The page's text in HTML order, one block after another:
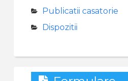
Publicatii casatorie
Dispozitii